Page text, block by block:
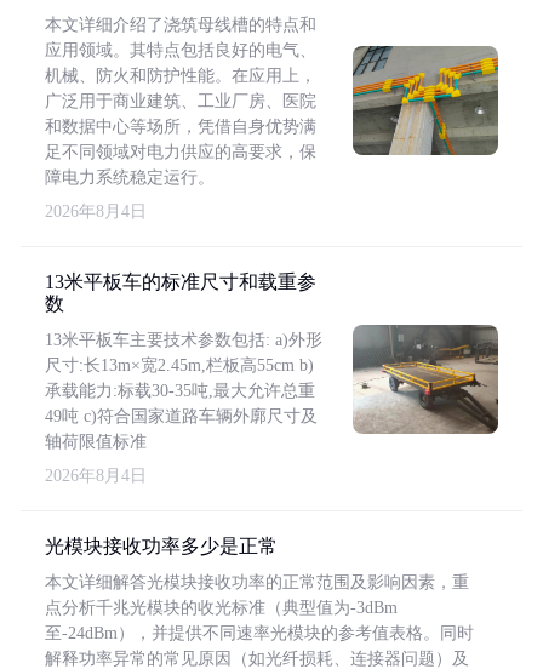
本文详细介绍了浇筑母线槽的特点和
应用领域。其特点包括良好的电气、
机械、防火和防护性能。在应用上，
广泛用于商业建筑、工业厂房、医院
和数据中心等场所，凭借自身优势满
足不同领域对电力供应的高要求，保
障电力系统稳定运行。
2026年8月4日
13米平板车的标准尺寸和载重参
数
13米平板车主要技术参数包括: a)外形
尺寸:长13m×宽2.45m,栏板高55cm b)
承载能力:标载30-35吨,最大允许总重
49吨 c)符合国家道路车辆外廓尺寸及
轴荷限值标准
2026年8月4日
光模块接收功率多少是正常
本文详细解答光模块接收功率的正常范围及影响因素，重
点分析千兆光模块的收光标准（典型值为-3dBm
至-24dBm），并提供不同速率光模块的参考值表格。同时
解释功率异常的常见原因（如光纤损耗、连接器问题）及